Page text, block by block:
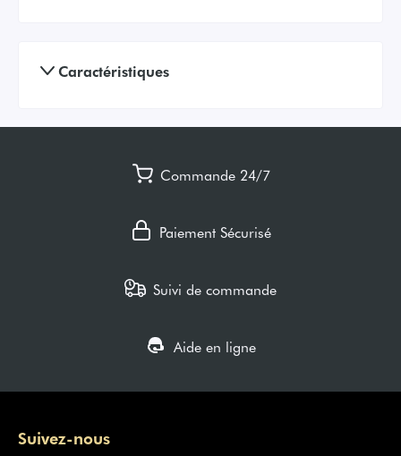
Caractéristiques
Commande 24/7
Paiement Sécurisé
Suivi de commande
Aide en ligne
Suivez-nous